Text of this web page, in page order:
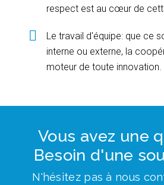
respect est au cœur de
Le travail d'équipe: que ce
interne ou externe, la
moteur de toute innovation.
Vous avez une
Besoin d'une
N'hésitez pas à nous